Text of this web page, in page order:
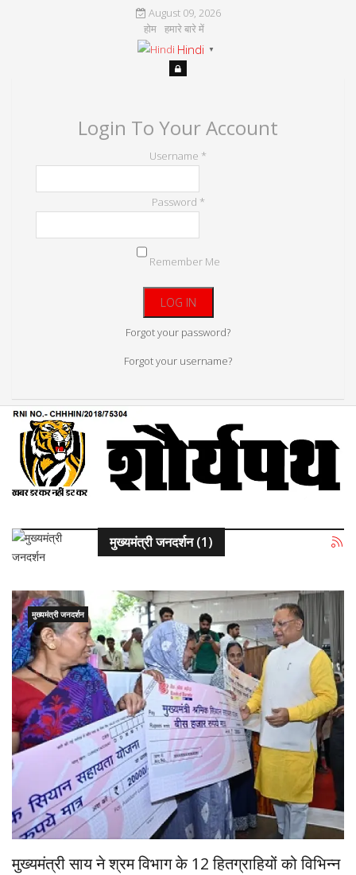
August 09, 2026
होम हमारे बारे में
Hindi ▼
Login To Your Account
Username *
Password *
Remember Me
Forgot your password?
Forgot your username?
मुख्यमंत्री जनदर्शन (1)
मुख्यमंत्री जनदर्शन
मुख्यमंत्री साय ने श्रम विभाग के 12 हितग्राहियों को विभिन्न